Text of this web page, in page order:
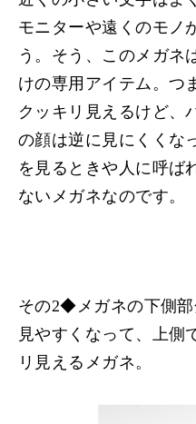
モニターや遠くのモノ
う。そう、このメガネ
けの専用アイテム。つ
クッキリ見えるけど、
の顔は逆に見にくくな
を見るときや人に呼ば
ないメガネなのです。
その2◆メガネの下側
見やすくなって、上側
リ見えるメガネ。